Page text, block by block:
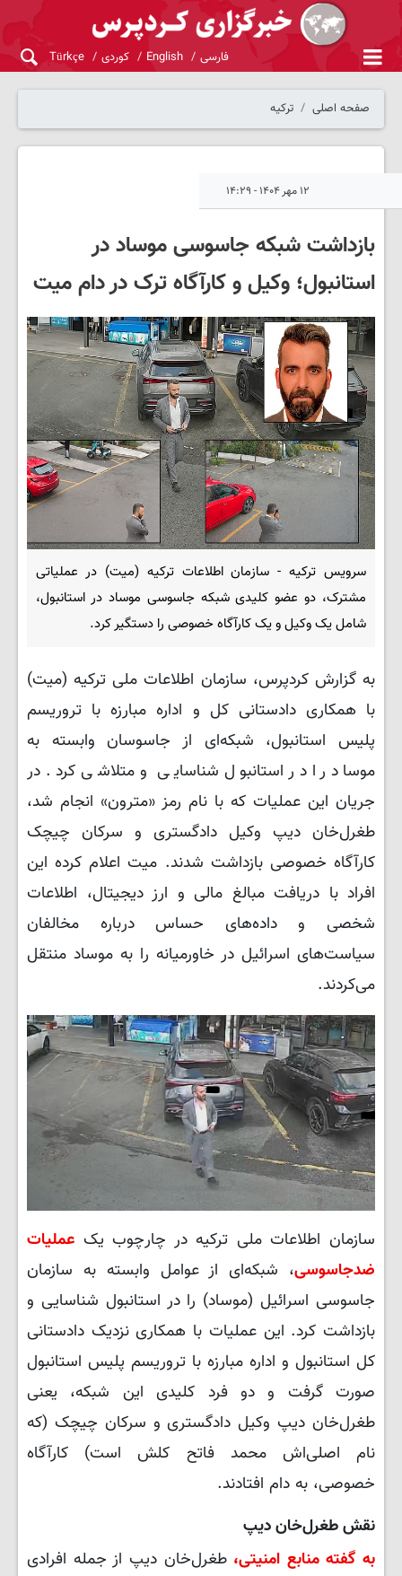
فارسی English کوردی Türkçe
صفحه اصلی ترکیه
۱۲ مهر ۱۴۰۴ - ۱۴:۲۹
بازداشت شبکه جاسوسی موساد در
استانبول؛ وکیل و کارآگاه ترک در دام میت
سرویس ترکیه - سازمان اطلاعات ترکیه (میت) در عملیاتی
مشترک، دو عضو کلیدی شبکه جاسوسی موساد در استانبول،
شامل یک وکیل و یک کارآگاه خصوصی را دستگیر کرد.
به گزارش کردپرس، سازمان اطلاعات ملی ترکیه (میت)
با همکاری دادستانی کل و اداره مبارزه با تروریسم
پلیس استانبول، شبکه‌ای از جاسوسان وابسته به
موساد را در استانبول شناسایی و متلاشی کرد. در
جریان این عملیات که با نام رمز «مترون» انجام شد،
طغرل‌خان دیپ وکیل دادگستری و سرکان چیچک
کارآگاه خصوصی بازداشت شدند. میت اعلام کرده این
افراد با دریافت مبالغ مالی و ارز دیجیتال، اطلاعات
شخصی و داده‌های حساس درباره مخالفان
سیاست‌های اسرائیل در خاورمیانه را به موساد منتقل
می‌کردند.
سازمان اطلاعات ملی ترکیه در چارچوب یک عملیات
ضدجاسوسی، شبکه‌ای از عوامل وابسته به سازمان
جاسوسی اسرائیل (موساد) را در استانبول شناسایی و
بازداشت کرد. این عملیات با همکاری نزدیک دادستانی
کل استانبول و اداره مبارزه با تروریسم پلیس استانبول
صورت گرفت و دو فرد کلیدی این شبکه، یعنی
طغرل‌خان دیپ وکیل دادگستری و سرکان چیچک (که
نام اصلی‌اش محمد فاتح کلش است) کارآگاه
خصوصی، به دام افتادند.
نقش طغرل‌خان دیپ
به گفته منابع امنیتی، طغرل‌خان دیپ از جمله افرادی